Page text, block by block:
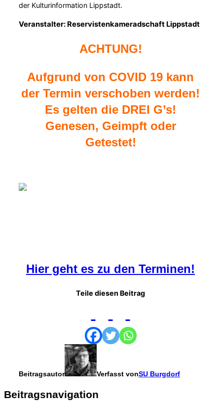
der Kulturinformation Lippstadt.
Veranstalter: Reservistenkameradschaft Lippstadt
ACHTUNG!
Aufgrund von COVID 19 kann
der Termin verschoben werden!
Es gelten die DREI G’s!
Genesen, Geimpft oder
Getestet!
Hier geht es zu den Terminen!
Teile diesen Beitrag
Beitragsautor Verfasst vonSU Burgdorf
Beitragsnavigation